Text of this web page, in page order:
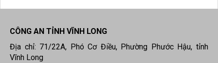
CÔNG AN TỈNH VĨNH LONG
Địa chỉ: 71/22A, Phó Cơ Điều, Phường Phước Hậu, tỉnh
Vĩnh Long